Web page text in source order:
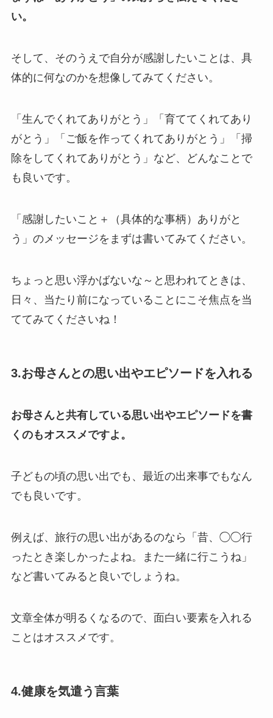
い。
そして、そのうえで自分が感謝したいことは、具
体的に何なのかを想像してみてください。
「生んでくれてありがとう」「育ててくれてあり
がとう」「ご飯を作ってくれてありがとう」「掃
除をしてくれてありがとう」など、どんなことで
も良いです。
「感謝したいこと＋（具体的な事柄）ありがと
う」のメッセージをまずは書いてみてください。
ちょっと思い浮かばないな～と思われてときは、
日々、当たり前になっていることにこそ焦点を当
ててみてくださいね！
3.お母さんとの思い出やエピソードを入れる
お母さんと共有している思い出やエピソードを書
くのもオススメですよ。
子どもの頃の思い出でも、最近の出来事でもなん
でも良いです。
例えば、旅行の思い出があるのなら「昔、◯◯行
ったとき楽しかったよね。また一緒に行こうね」
など書いてみると良いでしょうね。
文章全体が明るくなるので、面白い要素を入れる
ことはオススメです。
4.健康を気遣う言葉